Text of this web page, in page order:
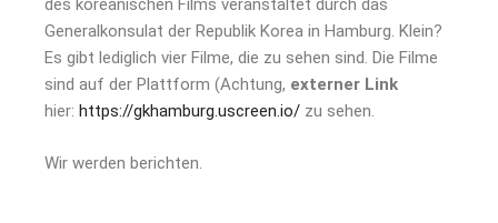
des koreanischen Films veranstaltet durch das
Generalkonsulat der Republik Korea in Hamburg. Klein?
Es gibt lediglich vier Filme, die zu sehen sind. Die Filme
sind auf der Plattform (Achtung, externer Link
hier: https://gkhamburg.uscreen.io/ zu sehen.
Wir werden berichten.